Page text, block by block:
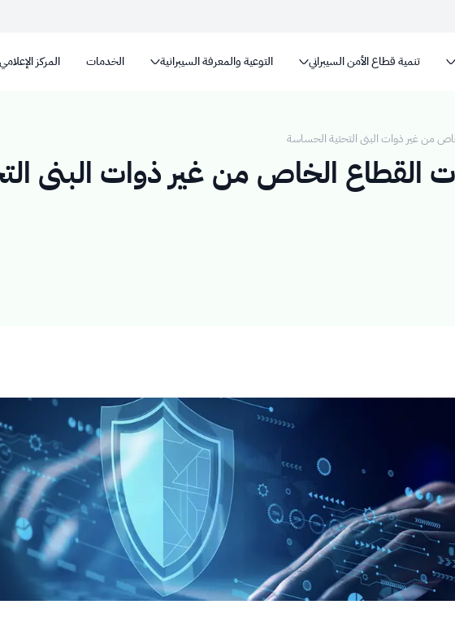
المواقع الالكترونية الحكومية
تنمية قطاع الأمن السيبراني التوعية والمعرفة السيبرانية الخدمات المركز الإعلامي
من غير ذوات البنى التحتية الحساسة
القطاع الخاص من غير ذوات البنى